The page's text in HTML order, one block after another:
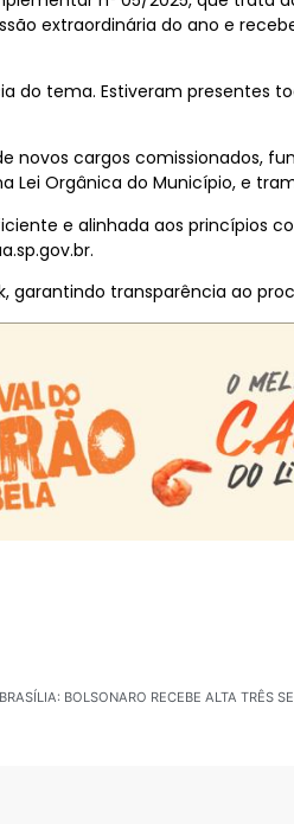
extraordinária do ano e
do tema. Estiveram presentes
novos cargos comissionados,
Orgânica do Município, e
e alinhada aos princípios
garantindo transparência ao
BRASÍLIA: BOLSONARO RECEBE ALTA TRÊS